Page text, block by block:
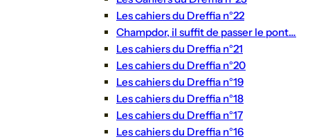
Les cahiers du Dreffia n°22
Champdor, il suffit de passer le pont…
Les cahiers du Dreffia n°21
Les cahiers du Dreffia n°20
Les cahiers du Dreffia n°19
Les cahiers du Dreffia n°18
Les cahiers du Dreffia n°17
Les cahiers du Dreffia n°16